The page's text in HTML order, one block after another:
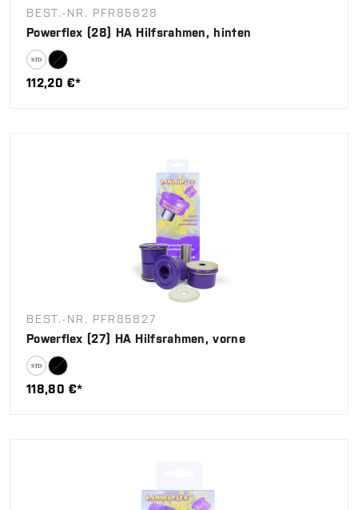
BEST.-NR. PFR85828
Powerflex (28) HA Hilfsrahmen, hinten
112,20 €*
BEST.-NR. PFR85827
Powerflex (27) HA Hilfsrahmen, vorne
118,80 €*